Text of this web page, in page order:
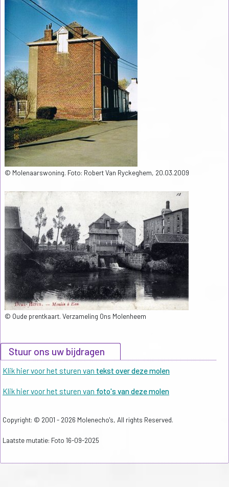
© Molenaarswoning. Foto: Robert Van Ryckeghem, 20.03.2009
© Oude prentkaart. Verzameling Ons Molenheem
Stuur ons uw bijdragen
Klik hier voor het sturen van tekst over deze molen
Klik hier voor het sturen van foto's van deze molen
Copyright: © 2001 - 2026 Molenecho's, All rights Reserved.
Laatste mutatie: Foto 16-09-2025